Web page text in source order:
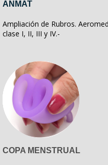
ANMAT
Ampliación de Rubros.
clase I, II, III y IV.-
COPA MENSTRUAL